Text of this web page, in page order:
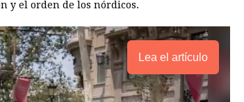
y el orden de los nórdicos.
Lea el artículo